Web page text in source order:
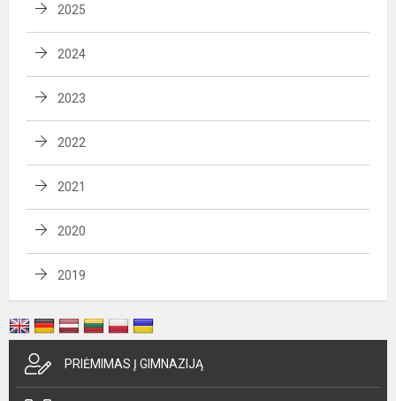
2025
2024
2023
2022
2021
2020
2019
PRIĖMIMAS Į GIMNAZIJĄ